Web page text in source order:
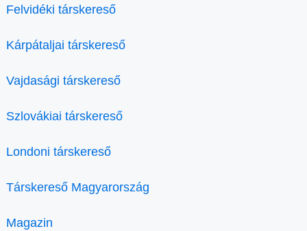
Felvidéki társkereső
Kárpátaljai társkereső
Vajdasági társkereső
Szlovákiai társkereső
Londoni társkereső
Társkereső Magyarország
Magazin